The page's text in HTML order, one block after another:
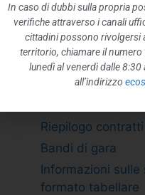
Provvedimenti
Provvedimenti
CONTROLLI SULLE
BANDI DI GARA E
Riepilogo contratti
Bandi di gara
Informazioni
formato tabellare
In caso di dubbi sulla propria
verifiche attraverso i canali
cittadini possono rivolgersi
territorio, chiamare il
lunedì al venerdì dalle 8:30
all’indirizzo